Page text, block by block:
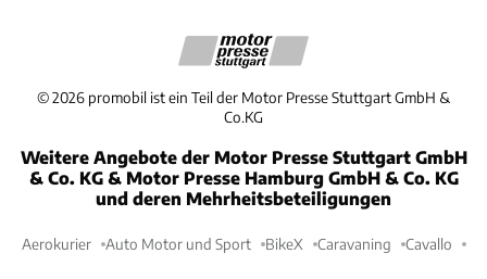
©2026 promobil ist ein Teil der Motor Presse Stuttgart GmbH &
Co.KG
Weitere Angebote der Motor Presse Stuttgart GmbH
& Co. KG & Motor Presse Hamburg GmbH & Co. KG
und deren Mehrheitsbeteiligungen
Aerokurier Auto Motor und Sport BikeX Caravaning Cavallo